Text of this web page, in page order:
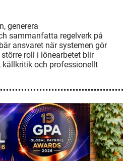
generera
sammanfatta regelverk på
ansvaret när systemen gör
roll i lönearbetet blir
och professionellt